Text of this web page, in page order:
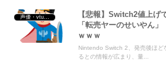
声優・vtuber・アニメ漫画ゲーム
【悲報】Switch2値上
「転売ヤーのせいやん」
ｗｗｗ
Nintendo Switch 2、発売後ほど
るとの情報が広まり、量...